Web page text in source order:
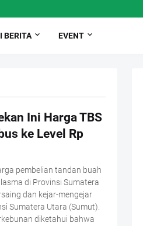
BERITA EVENT
Ini Harga TBS
ke Level Rp
pembelian tandan buah
di Provinsi Sumatera
dan kejar-mengejar
Sumatera Utara (Sumut).
diketahui bahwa